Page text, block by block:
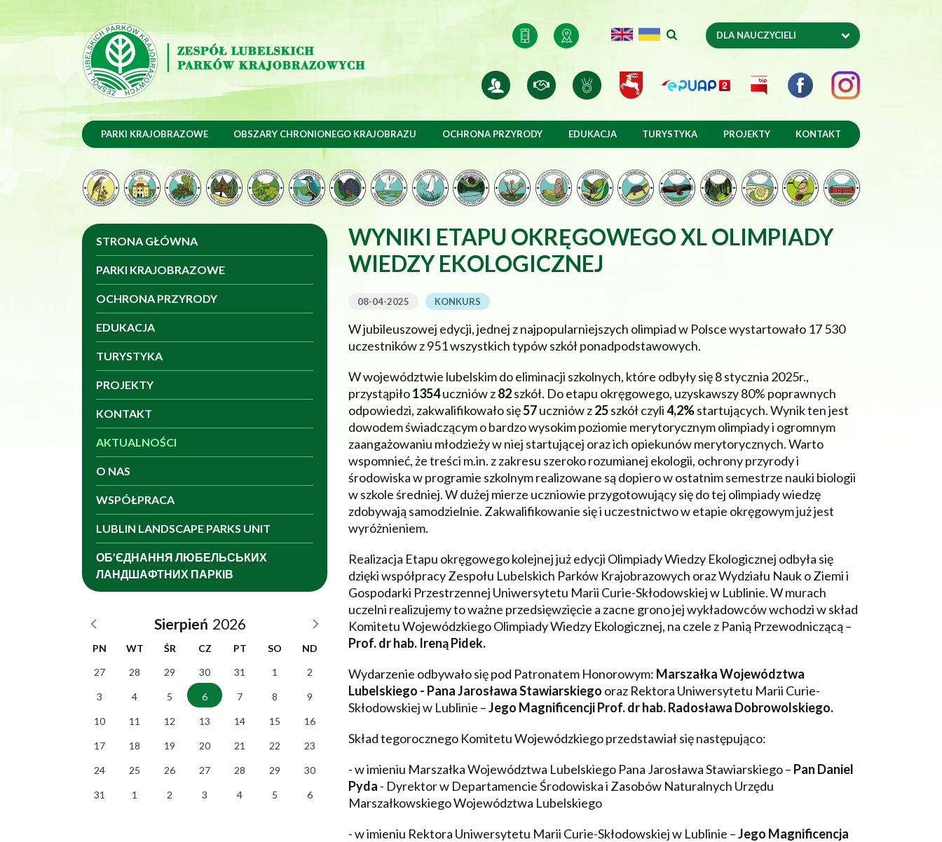
Przeskocz do treści
Przeskocz do menu
DLA NAUCZYCIELI
O nas WspółpracaPrzyjaciel parku
PARKI KRAJOBRAZOWE OBSZARY CHRONIONEGO KRAJOBRAZU OCHRONA PRZYRODY EDUKACJA TURYSTYKA PROJEKTY KONTAKT
STRONA GŁÓWNA
PARKI KRAJOBRAZOWE
OCHRONA PRZYRODY
EDUKACJA
TURYSTYKA
PROJEKTY
KONTAKT
AKTUALNOŚCI
O NAS
WSPÓŁPRACA
LUBLIN LANDSCAPE PARKS UNIT
ОБ’ЄДНАННЯ ЛЮБЕЛЬСЬКИХ
ЛАНДШАФТНИХ ПАРКІВ
Data Sierpień
PN WT ŚR CZ PT SO
ND
27
28 29 30 31 1 2
3 4 5 6 7 8 9
10 11 12 13 14 15 16
17 18 19 20 21 22 23
24 25 26 27 28 29 30
31 1 2 3 4 5 6
WYNIKI ETAPU OKRĘGOWEGO XL OLIMPIADY
WIEDZY EKOLOGICZNEJ
08-04-2025 KONKURS
W jubileuszowej edycji, jednej z najpopularniejszych olimpiad w Polsce wystartowało 17 530
uczestników z 951 wszystkich typów szkół ponadpodstawowych.
W województwie lubelskim do eliminacji szkolnych, które odbyły się 8 stycznia 2025r.,
przystąpiło1354uczniów z82szkół. Do etapu okręgowego, uzyskawszy 80% poprawnych
odpowiedzi, zakwalifikowało się57uczniów z25szkół czyli4,2%startujących. Wynik ten jest
dowodem świadczącym o bardzo wysokim poziomie merytorycznym olimpiady i ogromnym
zaangażowaniu młodzieży w niej startującej oraz ich opiekunów merytorycznych. Warto
wspomnieć, że treści m.in. z zakresu szeroko rozumianej ekologii, ochrony przyrody i
środowiska w programie szkolnym realizowane są dopiero w ostatnim semestrze nauki biologii
w szkole średniej. W dużej mierze uczniowie przygotowujący się do tej olimpiady wiedzę
zdobywają samodzielnie. Zakwalifikowanie się i uczestnictwo w etapie okręgowym już jest
wyróżnieniem.
Realizacja Etapu okręgowego kolejnej już edycji Olimpiady Wiedzy Ekologicznej odbyła się
dzięki współpracy Zespołu Lubelskich Parków Krajobrazowych oraz Wydziału Nauk o Ziemi i
Gospodarki Przestrzennej Uniwersytetu Marii Curie-Skłodowskiej w Lublinie. W murach
uczelni realizujemy to ważne przedsięwzięcie a zacne grono jej wykładowców wchodzi w skład
Komitetu Wojewódzkiego Olimpiady Wiedzy Ekologicznej, na czele z Panią Przewodniczącą –
Prof. dr hab. Ireną Pidek.
Wydarzenie odbywało się pod Patronatem Honorowym: Marszałka Województwa
Lubelskiego - Pana Jarosława Stawiarskiego oraz Rektora Uniwersytetu Marii Curie-
Skłodowskiej w Lublinie –Jego Magnificencji Prof. dr hab. Radosława Dobrowolskiego.
Skład tegorocznego Komitetu Wojewódzkiego przedstawiał się następująco:
- w imieniu Marszałka Województwa Lubelskiego Pana Jarosława Stawiarskiego – Pan Daniel
Pyda - Dyrektor w Departamencie Środowiska i Zasobów Naturalnych Urzędu
Marszałkowskiego Województwa Lubelskiego
- w imieniu Rektora Uniwersytetu Marii Curie-Skłodowskiej w Lublinie –Jego Magnificencja